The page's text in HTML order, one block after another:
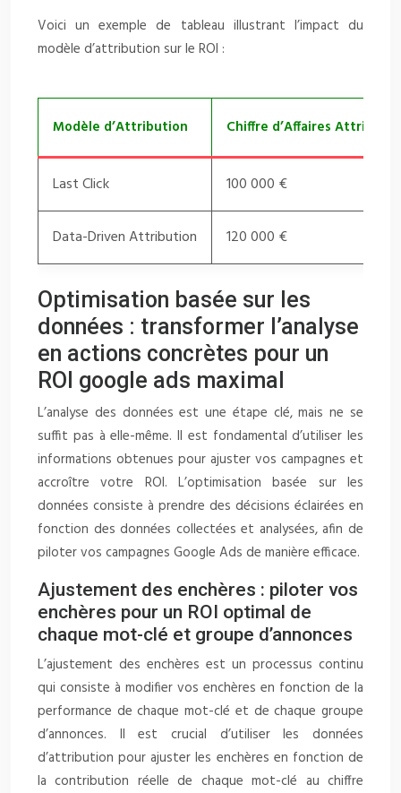
Voici un exemple de tableau illustrant l’impact du
modèle d’attribution sur le ROI :
Modèle d’Attribution Chiffre d’Affaires Attribué
Last Click 100 000 €
Data-Driven Attribution 120 000 €
Optimisation basée sur les
données : transformer l’analyse
en actions concrètes pour un
ROI google ads maximal
L’analyse des données est une étape clé, mais ne se
suffit pas à elle-même. Il est fondamental d’utiliser les
informations obtenues pour ajuster vos campagnes et
accroître votre ROI. L’optimisation basée sur les
données consiste à prendre des décisions éclairées en
fonction des données collectées et analysées, afin de
piloter vos campagnes Google Ads de manière efficace.
Ajustement des enchères : piloter vos
enchères pour un ROI optimal de
chaque mot-clé et groupe d’annonces
L’ajustement des enchères est un processus continu
qui consiste à modifier vos enchères en fonction de la
performance de chaque mot-clé et de chaque groupe
d’annonces. Il est crucial d’utiliser les données
d’attribution pour ajuster les enchères en fonction de
la contribution réelle de chaque mot-clé au chiffre